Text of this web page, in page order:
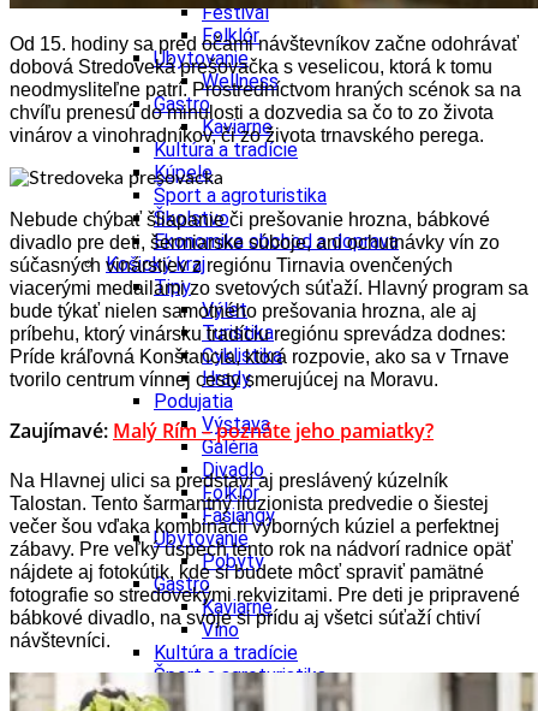
Festival
Folklór
Ubytovanie
Wellness
Gastro
Kaviarne
Kultúra a tradície
Kúpele
Šport a agroturistika
Školstvo
Ekonomika obchod a doprava
Košický kraj
Tipy
Výlet
Turistika
Cyklistika
Hrady
Podujatia
Výstava
Galéria
Divadlo
Folklór
Fašiangy
Ubytovanie
Pobyty
Gastro
Kaviarne
Víno
Kultúra a tradície
Šport a agroturistika
Školstvo
Od 15. hodiny sa pred očami návštevníkov začne odohrávať
dobová Stredoveká prešovačka s veselicou, ktorá k tomu
neodmysliteľne patrí. Prostredníctvom hraných scénok sa na
chvíľu prenesú do minulosti a dozvedia sa čo to zo života
vinárov a vinohradníkov, či zo života trnavského perega.
Nebude chýbať šliapanie či prešovanie hrozna, bábkové
divadlo pre deti, šermiarske súboje, ani ochutnávky vín zo
súčasných vinárstiev z regiónu Tirnavia ovenčených
viacerými medailami zo svetových súťaží. Hlavný program sa
bude týkať nielen samotného prešovania hrozna, ale aj
príbehu, ktorý vinársku tradíciu regiónu sprevádza dodnes:
Príde kráľovná Konštancia, ktorá rozpovie, ako sa v Trnave
tvorilo centrum vínnej cesty smerujúcej na Moravu.
Zaujímavé: Malý Rím – poznáte jeho pamiatky?
Na Hlavnej ulici sa predstaví aj preslávený kúzelník
Talostan. Tento šarmantný iluzionista predvedie o šiestej
večer šou vďaka kombinácii výborných kúziel a perfektnej
zábavy. Pre veľký úspech tento rok na nádvorí radnice opäť
nájdete aj fotokútik, kde si budete môcť spraviť pamätné
fotografie so stredovekými rekvizitami. Pre deti je pripravené
bábkové divadlo, na svoje si prídu aj všetci súťaží chtiví
návštevníci.